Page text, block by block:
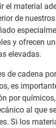
el material
de
y ofrecen
elevadas.
de cadena
es
por
al que
Si los